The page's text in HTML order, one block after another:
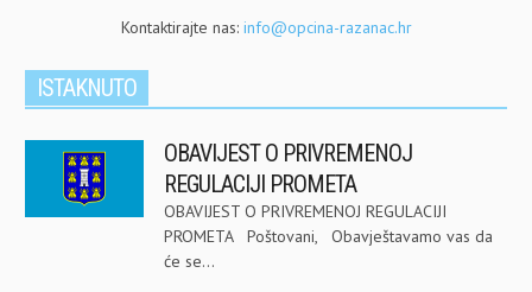
Kontaktirajte nas: info@opcina-razanac.hr
ISTAKNUTO
OBAVIJEST O PRIVREMENOJ
REGULACIJI PROMETA
OBAVIJEST O PRIVREMENOJ REGULACIJI
PROMETA Poštovani, Obavještavamo vas da
će se...